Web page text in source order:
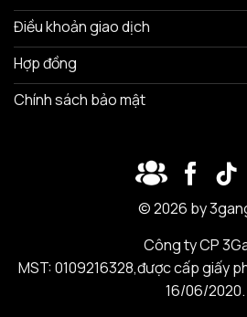
Điều khoản giao dịch
Hợp đồng
Chính sách bảo mật
© 2026 by
Công ty CP
MST: 0109216328,được cấp giấy
16/06/2020.